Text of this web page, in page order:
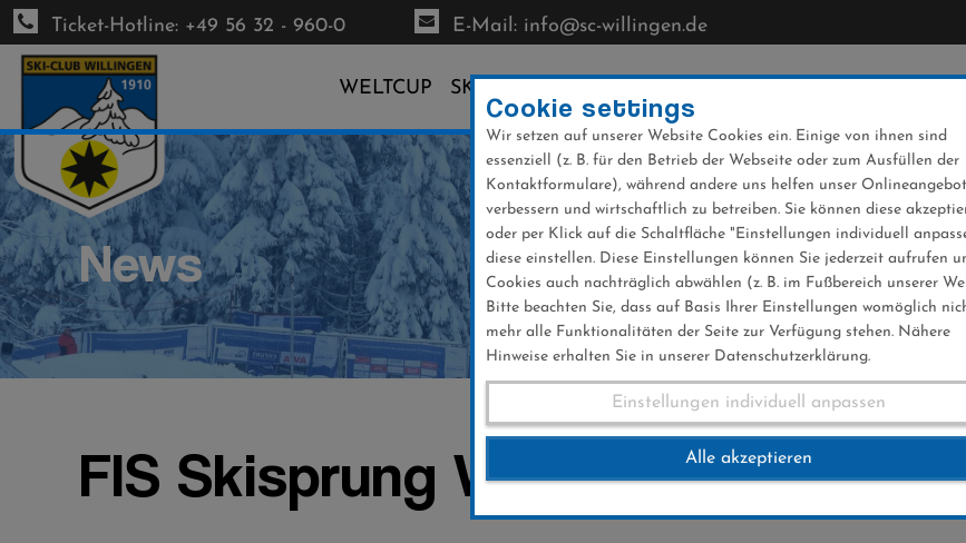
Direkt
zum
Inhalt
Ticket-Hotline: +49 56 32 - 960-0 E-Mail: info@sc-willingen.de
WELTCUP SKI-CLUB
News
FIS Skisprung Weltcup Titisee-
Cookie settings
Wir setzen auf unserer Website Cookies ein. Einige von ihnen sind
essenziell (z. B. für den Betrieb der Webseite oder zum Ausfüllen der
Kontaktformulare), während andere uns helfen unser
verbessern und wirtschaftlich zu betreiben. Sie können diese
oder per Klick auf die Schaltfläche "Einstellungen individuell
diese einstellen. Diese Einstellungen können Sie jederzeit aufrufen
Cookies auch nachträglich abwählen (z. B. im Fußbereich unserer
Bitte beachten Sie, dass auf Basis Ihrer Einstellungen womöglich
mehr alle Funktionalitäten der Seite zur Verfügung stehen. Nähere
Hinweise erhalten Sie in unserer Datenschutzerklärung.
Einstellungen individuell anpassen
Alle akzeptieren